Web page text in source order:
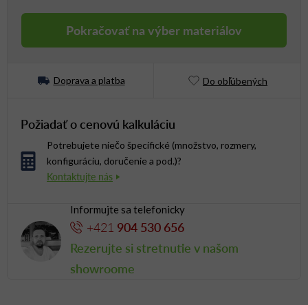
Pokračovať na výber materiálov
Doprava a platba Do obľúbených
Požiadať o cenovú kalkuláciu
Potrebujete niečo špecifické (množstvo, rozmery,
konfiguráciu, doručenie a pod.)?
Informujte sa telefonicky
+421 904 530 656
Rezerujte si stretnutie v našom
showroome